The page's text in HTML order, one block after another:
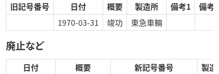
旧記号番号 日付 概要 製造所 備考1
備考2
1970-03-31
竣功 東急車輛
廃止など
日付 概要 新記号番号
製